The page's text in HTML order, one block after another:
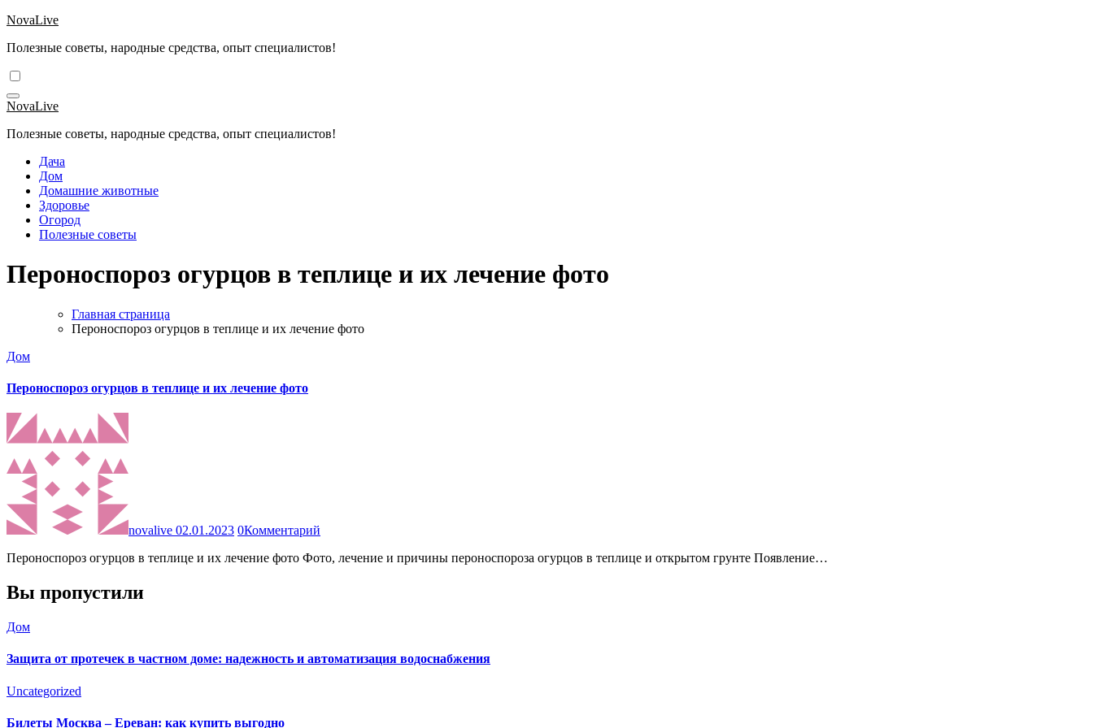
Перейти
содержимому
NovaLive
Полезные советы, народные средства, опыт специалистов!
NovaLive
Полезные советы, народные средства, опыт специалистов!
Дача
Дом
Домашние животные
Здоровье
Огород
Полезные советы
Пероноспороз огурцов в теплице и их лечение фото
Главная страница
Пероноспороз огурцов в теплице и их лечение фото
Дом
Пероноспороз огурцов в теплице и их лечение фото
novalive 02.01.2023 0Комментарий
Пероноспороз огурцов в теплице и их лечение фото Фото, лечение и причины пероноспороза огурцов в теплице и открытом грунте Появление…
Вы пропустили
Дом
Защита от протечек в частном доме: надежность и автоматизация водоснабжения
Uncategorized
Билеты Москва – Ереван: как купить выгодно